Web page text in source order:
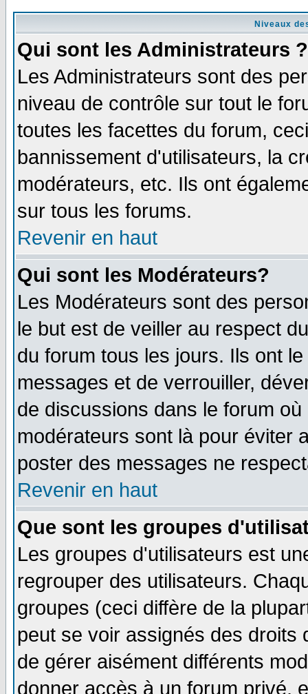
Niveaux
Qui sont les Administrateurs ?
Les Administrateurs sont des
niveau de contrôle sur tout le
toutes les facettes du forum,
bannissement d'utilisateurs, la
modérateurs, etc. Ils ont
sur tous les forums.
Revenir en haut
Qui sont les Modérateurs?
Les Modérateurs sont des
le but est de veiller au respect
du forum tous les jours. Ils ont
messages et de verrouiller,
de discussions dans le forum
modérateurs sont là pour éviter
poster des messages ne
Revenir en haut
Que sont les groupes
Les groupes d'utilisateurs est
regrouper des utilisateurs.
groupes (ceci diffère de la
peut se voir assignés des
de gérer aisément différents
donner accès à un forum privé,